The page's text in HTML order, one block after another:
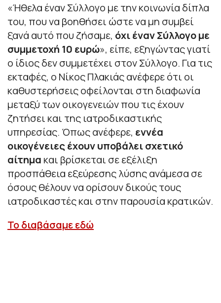
«Ήθελα έναν Σύλλογο με την κοινωνία δίπλα
του, που να βοηθήσει ώστε να μη συμβεί
ξανά αυτό που ζήσαμε, όχι έναν Σύλλογο με
συμμετοχή 10 ευρώ», είπε, εξηγώντας γιατί
ο ίδιος δεν συμμετέχει στον Σύλλογο. Για τις
εκταφές, ο Νίκος Πλακιάς ανέφερε ότι οι
καθυστερήσεις οφείλονται στη διαφωνία
μεταξύ των οικογενειών που τις έχουν
ζητήσει και της ιατροδικαστικής
υπηρεσίας. Όπως ανέφερε, εννέα
οικογένειες έχουν υποβάλει σχετικό
αίτημα και βρίσκεται σε εξέλιξη
προσπάθεια εξεύρεσης λύσης ανάμεσα σε
όσους θέλουν να ορίσουν δικούς τους
ιατροδικαστές και στην παρουσία κρατικών.
Το διαβάσαμε εδώ